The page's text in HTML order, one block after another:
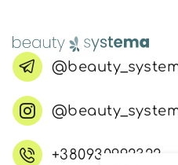
+380930992322